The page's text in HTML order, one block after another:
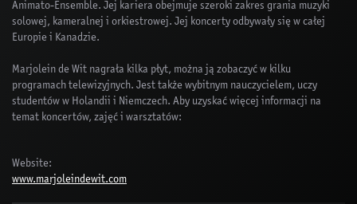
Animato-Ensemble. Jej kariera obejmuje szeroki zakres grania muzyki
solowej, kameralnej i orkiestrowej. Jej koncerty odbywały się w całej
Europie i Kanadzie.
Marjolein de Wit nagrała kilka płyt, można ją zobaczyć w kilku
programach telewizyjnych. Jest także wybitnym nauczycielem, uczy
studentów w Holandii i Niemczech. Aby uzyskać więcej informacji na
temat koncertów, zajęć i warsztatów:
Website:
www.marjoleindewit.com